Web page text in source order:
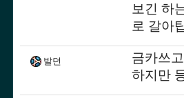
보긴 하
로 갈아
발던
금카쓰
하지만